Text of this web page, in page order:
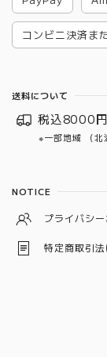
コンビニ決済ま
送料について
税込8000
※一部地域 （
NOTICE
プライバシ
特定商取引